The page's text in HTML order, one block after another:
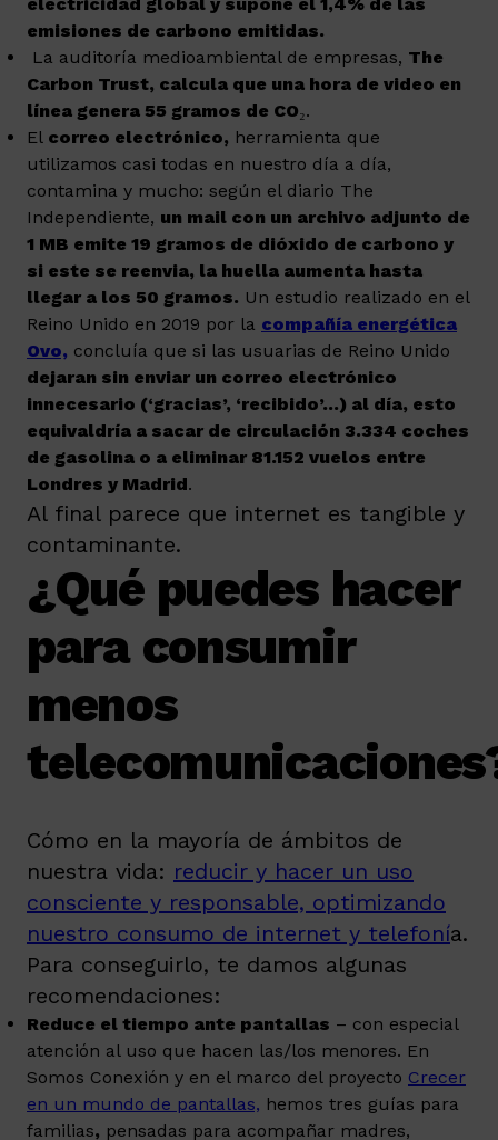
electricidad global y supone el 1,4% de las
emisiones de carbono emitidas.
La auditoría medioambiental de empresas, The
Carbon Trust, calcula que una hora de video en
línea genera 55 gramos de CO₂.
El correo electrónico, herramienta que
utilizamos casi todas en nuestro día a día,
contamina y mucho: según el diario The
Independiente, un mail con un archivo adjunto de
1 MB emite 19 gramos de dióxido de carbono y
si este se reenvia, la huella aumenta hasta
llegar a los 50 gramos. Un estudio realizado en el
Reino Unido en 2019 por la compañía energética
Ovo, concluía que si las usuarias de Reino Unido
dejaran sin enviar un correo electrónico
innecesario (‘gracias’, ‘recibido’…) al día, esto
equivaldría a sacar de circulación 3.334 coches
de gasolina o a eliminar 81.152 vuelos entre
Londres y Madrid.
Al final parece que internet es tangible y
contaminante.
¿Qué puedes hacer
para consumir
menos
Cómo en la mayoría de ámbitos de
nuestra vida: reducir y hacer un uso
consciente y responsable, optimizando
nuestro consumo de internet y telefonía.
Para conseguirlo, te damos algunas
recomendaciones:
Reduce el tiempo ante pantallas – con especial
atención al uso que hacen las/los menores. En
Somos Conexión y en el marco del proyecto Crecer
en un mundo de pantallas, hemos tres guías para
familias, pensadas para acompañar madres,